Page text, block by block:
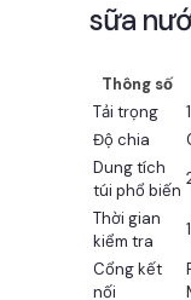
sữa
Thông số
Tải trọng
Độ chia
Dung tích
túi phổ biến
Thời gian
kiểm tra
Cổng kết
nối